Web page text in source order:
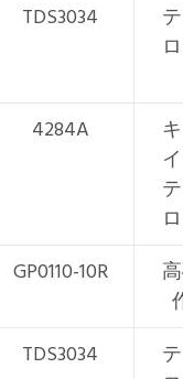
TDS3034
4284A
GP0110-10R
TDS3034